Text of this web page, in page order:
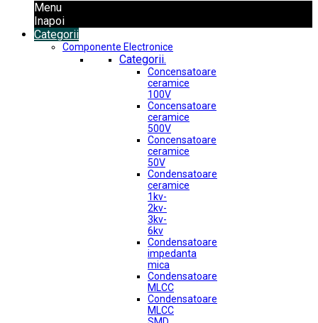
Menu
Inapoi
Categorii
Componente Electronice
Categorii.
Concensatoare
ceramice
100V
Concensatoare
ceramice
500V
Concensatoare
ceramice
50V
Condensatoare
ceramice
1kv-
2kv-
3kv-
6kv
Condensatoare
impedanta
mica
Condensatoare
MLCC
Condensatoare
MLCC